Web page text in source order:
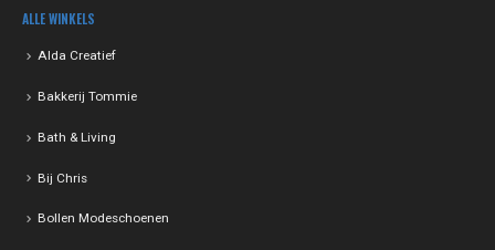
ALLE WINKELS
Alda Creatief
Bakkerij Tommie
Bath & Living
Bij Chris
Bollen Modeschoenen